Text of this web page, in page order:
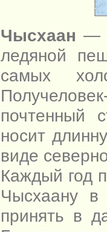
Чысхаан —
ледяной
самых
почтенный
носит
виде
Каждый год
Чысхаану в
принять в